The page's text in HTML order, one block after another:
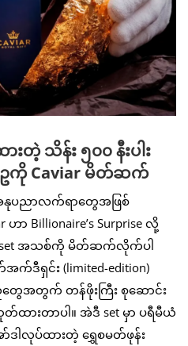
တဲ့ သိန်း ၅၀၀ နီးပါး
ကို Caviar မိတ်ဆက်
နုပညာလက်ရာတွေအဖြစ်
ာ Billionaire’s Surprise လို့
set အသစ်ကို မိတ်ဆက်လိုက်ပါ
ရှင်း (limited-edition)
ေအတွက် တန်ဖိုးကြီး စုဆောင်း
တ်ထားတာပါ။ အဲဒီ set မှာ ပရီမီယံ
ါလုပ်ထားတဲ့ ရွှေစမတ်ဖုန်း